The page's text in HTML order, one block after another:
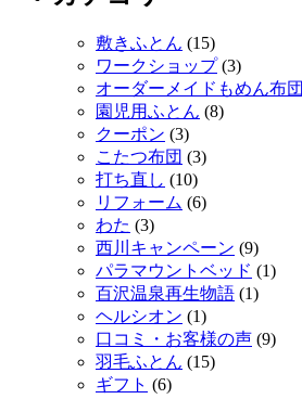
敷きふとん (15)
ワークショップ(3)
オーダーメイドもめん布団
園児用ふとん (8)
クーポン (3)
こたつ布団 (3)
打ち直し (10)
リフォーム (6)
わた (3)
西川キャンペーン (9)
パラマウントベッド (1)
百沢温泉再生物語 (1)
ヘルシオン (1)
口コミ・お客様の声 (9)
羽毛ふとん (15)
ギフト (6)